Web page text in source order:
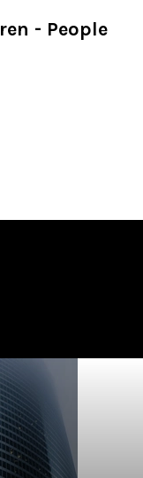
- People